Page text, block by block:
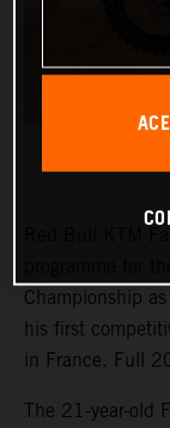
Championship
his first
in France. Full
The 21-year-old